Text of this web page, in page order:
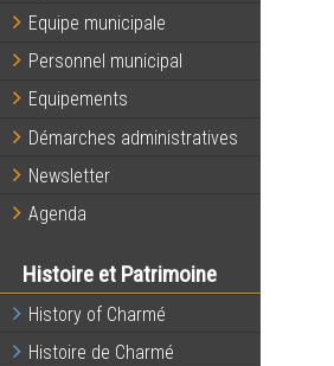
Equipe municipale
Personnel municipal
Equipements
Démarches administratives
Newsletter
Agenda
Histoire et Patrimoine
History of Charmé
Histoire de Charmé